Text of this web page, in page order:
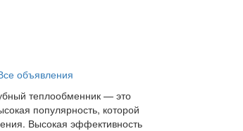
объявления
теплообменник — это
популярность, которой
Высокая эффективность